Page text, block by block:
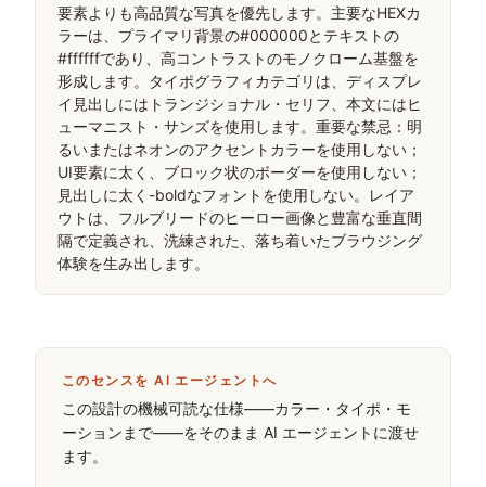
要素よりも高品質な写真を優先します。主要なHEXカ
ラーは、プライマリ背景の#000000とテキストの
#ffffffであり、高コントラストのモノクローム基盤を
形成します。タイポグラフィカテゴリは、ディスプレ
イ見出しにはトランジショナル・セリフ、本文にはヒ
ューマニスト・サンズを使用します。重要な禁忌：明
るいまたはネオンのアクセントカラーを使用しない；
UI要素に太く、ブロック状のボーダーを使用しない；
見出しに太く-boldなフォントを使用しない。レイア
ウトは、フルブリードのヒーロー画像と豊富な垂直間
隔で定義され、洗練された、落ち着いたブラウジング
体験を生み出します。
このセンスを AI エージェントへ
この設計の機械可読な仕様——カラー・タイポ・モ
ーションまで——をそのまま AI エージェントに渡せ
ます。